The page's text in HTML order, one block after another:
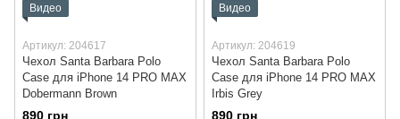
Видео
Артикул: 204617
Чехол Santa Barbara Polo
Case для iPhone 14 PRO MAX
Dobermann Brown
890 грн
Видео
Артикул: 204619
Чехол Santa Barbara Polo
Case для iPhone 14 PRO MAX
Irbis Grey
890 грн